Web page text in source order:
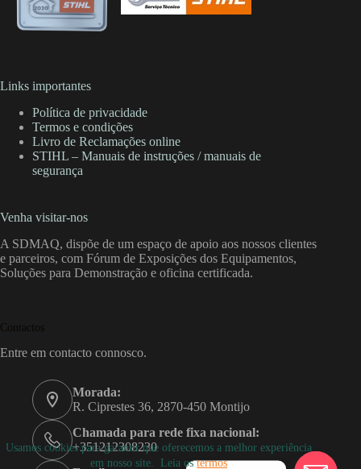
Usamos cookies para garantir que oferecemos a melhor experiência
em nosso site. Leia ostermos
Links importantes
Política de privacidade
Termos e condições
Livro de Reclamações online
STIHL – Manuais de instruções / manuais de
segurança
Venha visitar-nos
A SDMAQ, dispõe de um espaço de apoio aos nossos clientes
e parceiros, com Fórum de Exposições dos Equipamentos,
Soluções para Demonstração e oficina certificada.
Contactos
Entre em contacto connosco.
Morada:
R. Ciprestes 36, 2870-450 Montijo
Chamada para rede fixa nacional:
+351212308230